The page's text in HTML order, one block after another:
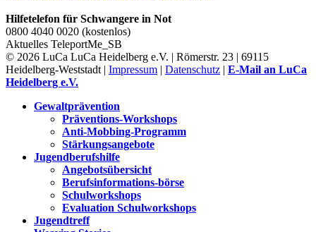
Hilfetelefon für Schwangere in Not
0800 4040 0020 (kostenlos)
Aktuelles TeleportMe_SB
© 2026 LuCa LuCa Heidelberg e.V. | Römerstr. 23 | 69115
Heidelberg-Weststadt | Impressum | Datenschutz | E-Mail an LuCa
Heidelberg e.V.
Gewaltprävention
Präventions-Workshops
Anti-Mobbing-Programm
Stärkungsangebote
Jugendberufshilfe
Angebotsübersicht
Berufsinformations-börse
Schulworkshops
Evaluation Schulworkshops
Jugendtreff